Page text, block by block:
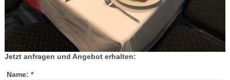
Jetzt anfragen und Angebot erhalten:
Name: *